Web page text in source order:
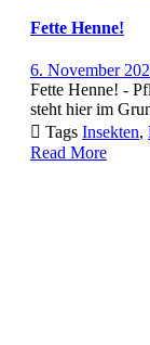
Fette Henne!
6. November
Fette Henne! -
steht hier im
 Tags Insekten,
Read More